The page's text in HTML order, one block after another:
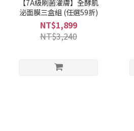
【7A級刷菌灌膚】全酵肌
泌面膜三盒組 (任選59折)
NT$1,899
NT$3,240